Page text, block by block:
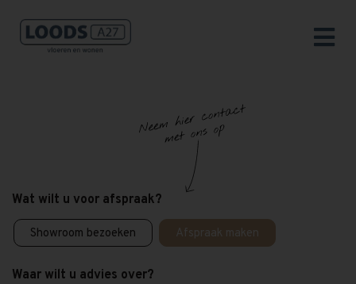
Wat wilt u voor afspraak?
Showroom bezoeken Afspraak maken
Waar wilt u advies over?